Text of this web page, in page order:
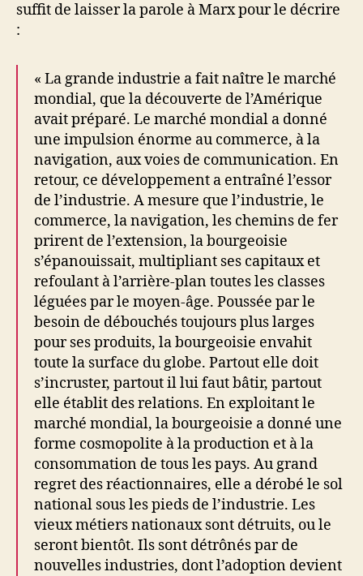
suffit de laisser la parole à Marx pour le décrire
:
« La grande industrie a fait naître le marché
mondial, que la découverte de l’Amérique
avait préparé. Le marché mondial a donné
une impulsion énorme au commerce, à la
navigation, aux voies de communication. En
retour, ce développement a entraîné l’essor
de l’industrie. A mesure que l’industrie, le
commerce, la navigation, les chemins de fer
prirent de l’extension, la bourgeoisie
s’épanouissait, multipliant ses capitaux et
refoulant à l’arrière-plan toutes les classes
léguées par le moyen-âge. Poussée par le
besoin de débouchés toujours plus larges
pour ses produits, la bourgeoisie envahit
toute la surface du globe. Partout elle doit
s’incruster, partout il lui faut bâtir, partout
elle établit des relations. En exploitant le
marché mondial, la bourgeoisie a donné une
forme cosmopolite à la production et à la
consommation de tous les pays. Au grand
regret des réactionnaires, elle a dérobé le sol
national sous les pieds de l’industrie. Les
vieux métiers nationaux sont détruits, ou le
seront bientôt. Ils sont détrônés par de
nouvelles industries, dont l’adoption devient